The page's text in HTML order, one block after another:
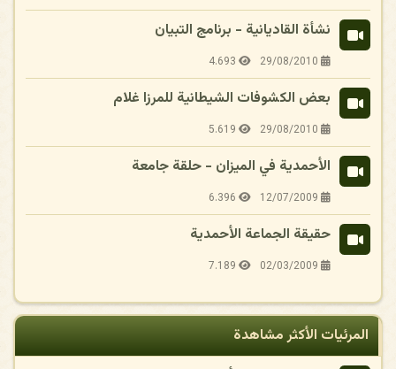
نشأة القاديانية - برنامج التبيان
29/08/2010
4.693
بعض الكشوفات الشيطانية للمرزا غلام
29/08/2010
5.619
الأحمدية في الميزان - حلقة جامعة
12/07/2009
6.396
حقيقة الجماعة الأحمدية
02/03/2009
7.189
المرئيات الأكثر مشاهدة